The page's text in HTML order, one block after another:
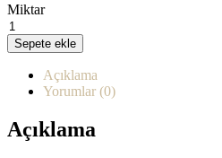
Miktar
LECHE
LIMPIADORA
FACIAL
miktar
Sepete ekle
Açıklama
Yorumlar (0)
Açıklama